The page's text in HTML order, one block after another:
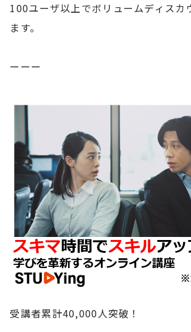
100ユーザ以上でボリュームディスカ
ます。
ーーー
受講者累計40,000人突破！